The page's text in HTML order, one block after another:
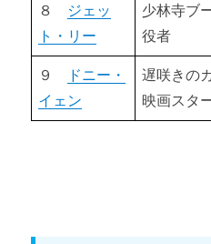
豚（とん）だカップル拳（
選④】
ユン・ピョウinドラ息子カンフ
ー映画13選⑤】
プロジェクトＡ（1983） 【お
８ ジェッ
ト・リー
少林寺ブ
役者
９
ドニー・
イェン
遅咲きの
映画スタ